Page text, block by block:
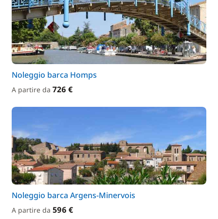
Noleggio barca Homps
A partire da 726 €
Noleggio barca Argens-Minervois
A partire da 596 €